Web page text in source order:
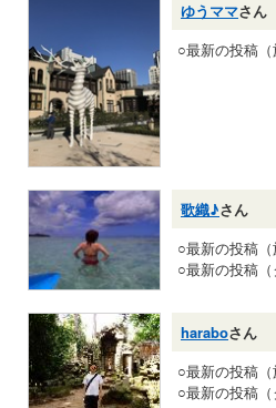
ゆうママさん
○最新の投稿（
歌織♪さん
○最新の投稿（
○最新の投稿（
haraboさん
○最新の投稿（
○最新の投稿（